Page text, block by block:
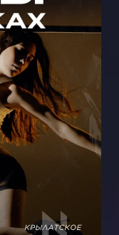
НА
РЕМИ В
🩵